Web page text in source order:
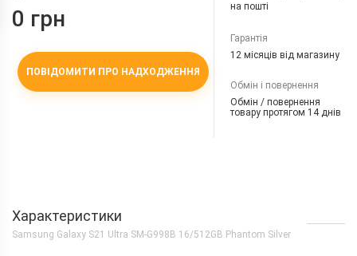
0 грн
ПОВІДОМИТИ ПРО НАДХОДЖЕННЯ
на пошті
Гарантія
12 місяців від магазину
Обмін і повернення
Обмін / повернення
товару протягом 14 днів
Характеристики
Samsung Galaxy S21 Ultra SM-G998B 16/512GB Phantom Silver